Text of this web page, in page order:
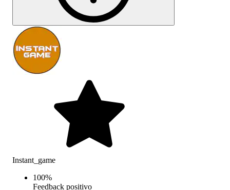
Instant_game
100%
Feedback positivo